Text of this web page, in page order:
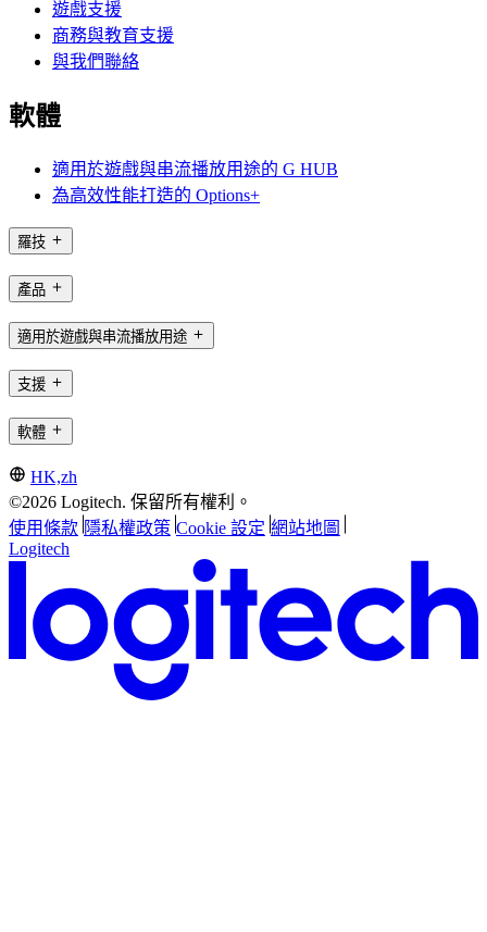
遊戲支援
商務與教育支援
與我們聯絡
軟體
適用於遊戲與串流播放用途的 G HUB
為高效性能打造的 Options+
羅技
產品
適用於遊戲與串流播放用途
支援
軟體
HK,zh
©2026 Logitech. 保留所有權利。
使用條款 隱私權政策 Cookie 設定 網站地圖
Logitech